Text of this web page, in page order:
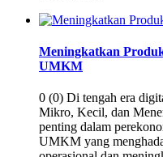
Meningkatkan
UMKM
0 (0) Di tengah era
Mikro, Kecil, dan
penting dalam
UMKM yang